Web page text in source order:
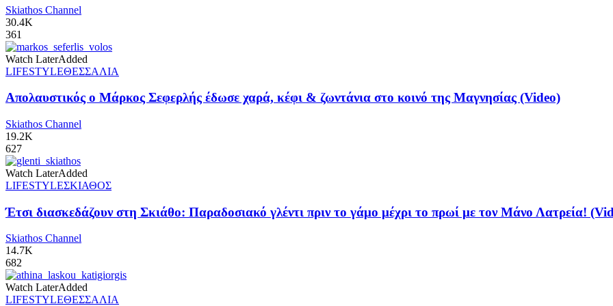
Skiathos Channel
30.4K
361
Watch LaterAdded
LIFESTYLEΘΕΣΣΑΛΙΑ
Απολαυστικός ο Μάρκος Σεφερλής έδωσε χαρά, κέφι & ζωντάνια στο κοινό της Μαγνησίας (Video)
Skiathos Channel
19.2K
627
Watch LaterAdded
LIFESTYLEΣΚΙΑΘΟΣ
Έτσι διασκεδάζουν στη Σκιάθο: Παραδοσιακό γλέντι πριν το γάμο μέχρι το πρωί με τον Μάνο Λατρεία!
Skiathos Channel
14.7K
682
Watch LaterAdded
LIFESTYLEΘΕΣΣΑΛΙΑ